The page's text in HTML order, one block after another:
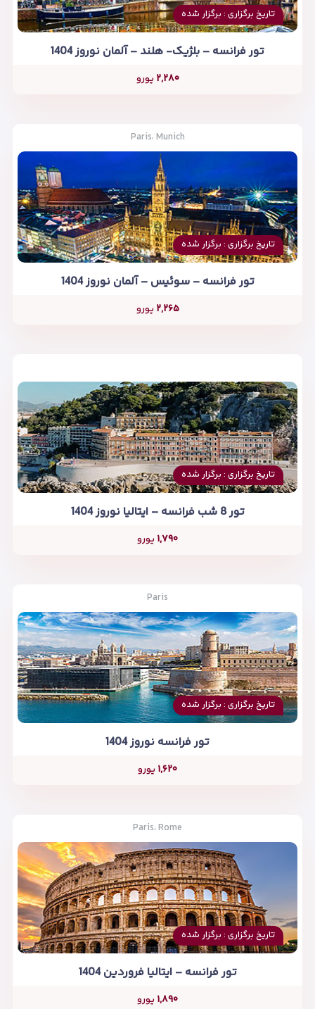
تاریخ برگزاری : برگزار شده
تور فرانسه – بلژیک- هلند – آلمان نوروز 1404
۲,۲۸۰ یورو
Paris، Munich
تاریخ برگزاری : برگزار شده
تور فرانسه – سوئیس – آلمان نوروز 1404
۲,۲۶۵ یورو
تاریخ برگزاری : برگزار شده
تور 8 شب فرانسه – ایتالیا نوروز 1404
۱,۷۹۰ یورو
Paris
تاریخ برگزاری : برگزار شده
تور فرانسه نوروز 1404
۱,۶۲۰ یورو
Paris، Rome
تاریخ برگزاری : برگزار شده
تور فرانسه – ایتالیا فروردین 1404
۱,۸۹۰ یورو